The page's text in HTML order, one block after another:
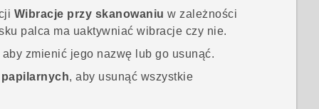
Wibracje przy skanowaniu w zależności
palca ma uaktywniać wibracje czy nie.
zmienić jego nazwę lub go usunąć.
, aby usunąć wszystkie